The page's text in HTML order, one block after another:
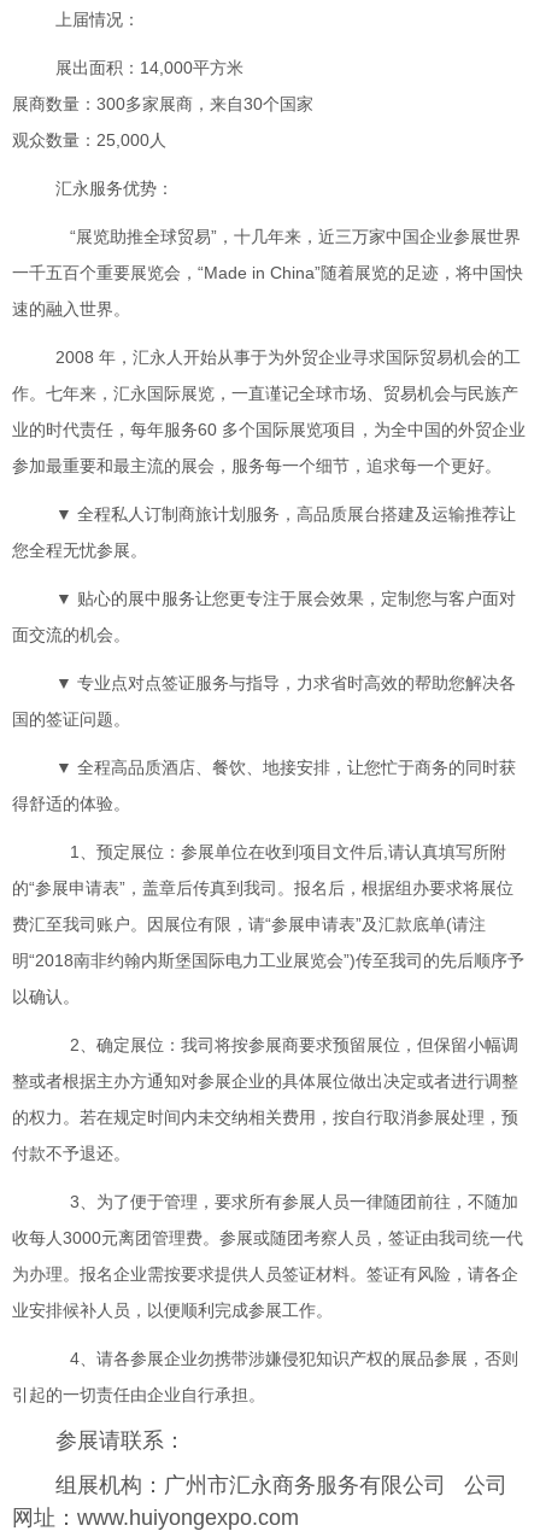
上届情况：
展出面积：14,000平方米
展商数量：300多家展商，来自30个国家
观众数量：25,000人
汇永服务优势：
“展览助推全球贸易”，十几年来，近三万家中国企业参展世界
一千五百个重要展览会，“Made in China”随着展览的足迹，将中国快
速的融入世界。
2008 年，汇永人开始从事于为外贸企业寻求国际贸易机会的工
作。七年来，汇永国际展览，一直谨记全球市场、贸易机会与民族产
业的时代责任，每年服务60 多个国际展览项目，为全中国的外贸企业
参加最重要和最主流的展会，服务每一个细节，追求每一个更好。
▼ 全程私人订制商旅计划服务，高品质展台搭建及运输推荐让
您全程无忧参展。
▼ 贴心的展中服务让您更专注于展会效果，定制您与客户面对
面交流的机会。
▼ 专业点对点签证服务与指导，力求省时高效的帮助您解决各
国的签证问题。
▼ 全程高品质酒店、餐饮、地接安排，让您忙于商务的同时获
得舒适的体验。
1、预定展位：参展单位在收到项目文件后,请认真填写所附
的“参展申请表”，盖章后传真到我司。报名后，根据组办要求将展位
费汇至我司账户。因展位有限，请“参展申请表”及汇款底单(请注
明“2018南非约翰内斯堡国际电力工业展览会”)传至我司的先后顺序予
以确认。
2、确定展位：我司将按参展商要求预留展位，但保留小幅调
整或者根据主办方通知对参展企业的具体展位做出决定或者进行调整
的权力。若在规定时间内未交纳相关费用，按自行取消参展处理，预
付款不予退还。
3、为了便于管理，要求所有参展人员一律随团前往，不随加
收每人3000元离团管理费。参展或随团考察人员，签证由我司统一代
为办理。报名企业需按要求提供人员签证材料。签证有风险，请各企
业安排候补人员，以便顺利完成参展工作。
4、请各参展企业勿携带涉嫌侵犯知识产权的展品参展，否则
引起的一切责任由企业自行承担。
参展请联系：
组展机构：广州市汇永商务服务有限公司 公司
网址：www.huiyongexpo.com